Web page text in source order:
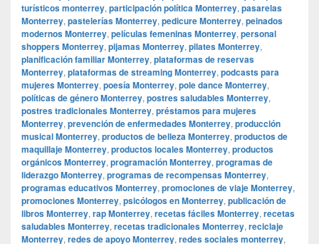
turísticos monterrey, participación política Monterrey, pasarelas
Monterrey, pastelerías Monterrey, pedicure Monterrey, peinados
modernos Monterrey, películas femeninas Monterrey, personal
shoppers Monterrey, pijamas Monterrey, pilates Monterrey,
planificación familiar Monterrey, plataformas de reservas
Monterrey, plataformas de streaming Monterrey, podcasts para
mujeres Monterrey, poesía Monterrey, pole dance Monterrey,
políticas de género Monterrey, postres saludables Monterrey,
postres tradicionales Monterrey, préstamos para mujeres
Monterrey, prevención de enfermedades Monterrey, producción
musical Monterrey, productos de belleza Monterrey, productos de
maquillaje Monterrey, productos locales Monterrey, productos
orgánicos Monterrey, programación Monterrey, programas de
liderazgo Monterrey, programas de recompensas Monterrey,
programas educativos Monterrey, promociones de viaje Monterrey,
promociones Monterrey, psicólogos en Monterrey, publicación de
libros Monterrey, rap Monterrey, recetas fáciles Monterrey, recetas
saludables Monterrey, recetas tradicionales Monterrey, reciclaje
Monterrey, redes de apoyo Monterrey, redes sociales monterrey,